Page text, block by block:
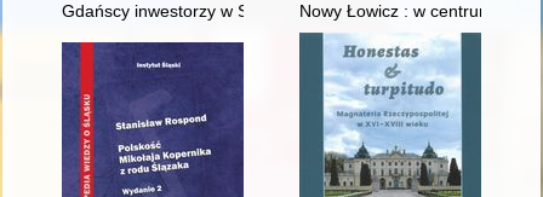
Gdańscy inwestorzy w Sopocie : prestiż finansowy i
Nowy Łowicz : w centrum